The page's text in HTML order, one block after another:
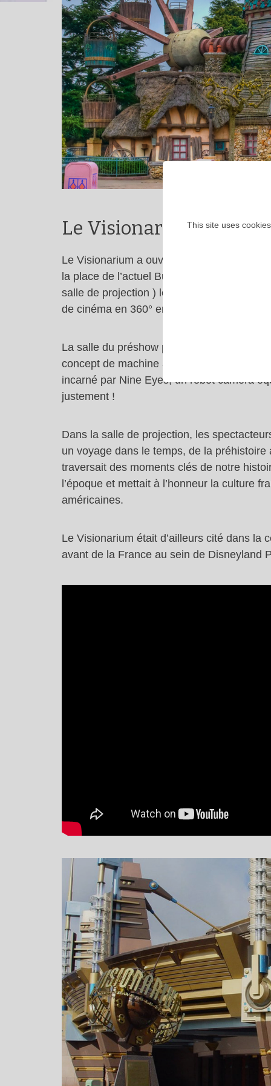
Le Visionarium
Le Visionarium a ouvert ses portes en
la place de l’actuel Buzz Lightyear Laser
salle de projection ) le Visionarium était un
de cinéma en 360° emmené par
La salle du préshow présentait des
concept de machine à voyager dans le
incarné par Nine Eyes, un robot caméra
justement !
Dans la salle de projection, les
un voyage dans le temps, de la
traversait des moments clés de notre
l’époque et mettait à l’honneur la culture
américaines.
Le Visionarium était d’ailleurs cité dans la
avant de la France au sein de Disneyland
This site uses